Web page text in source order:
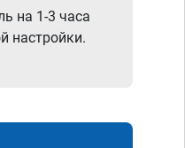
на 1-3 часа
настройки.